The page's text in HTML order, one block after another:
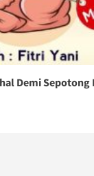
Demi Sepotong